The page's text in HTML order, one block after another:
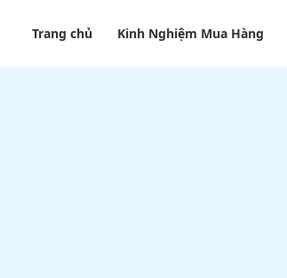
Trang chủ Kinh Nghiệm Mua Hàng